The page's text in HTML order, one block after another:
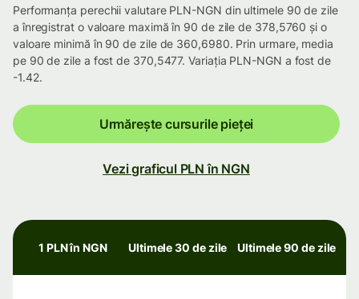
Performanța perechii valutare PLN-NGN din ultimele 90 de zile
a înregistrat o valoare maximă în 90 de zile de 378,5760 și o
valoare minimă în 90 de zile de 360,6980. Prin urmare, media
pe 90 de zile a fost de 370,5477. Variația PLN-NGN a fost de
-1.42.
Urmărește cursurile pieței
Vezi graficul PLN în NGN
1 PLN în NGN Ultimele 30 de zile Ultimele 90 de zile